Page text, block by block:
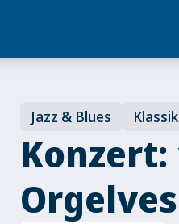
Jazz & Blues Klassik
Konzert: